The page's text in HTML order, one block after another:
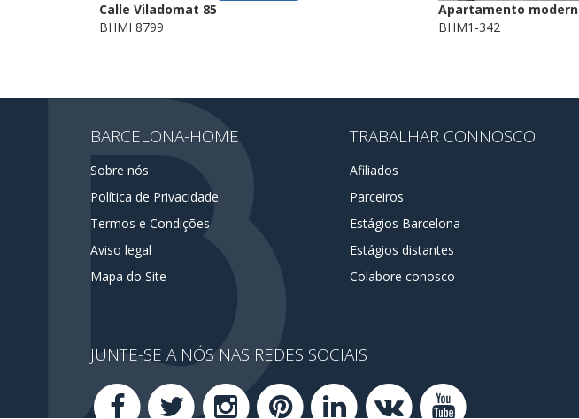
Calle Viladomat 85
BHMI 8799
Apartamento
BHM1-342
BARCELONA-HOME
Sobre nós
Política de Privacidade
Termos e Condições
Aviso legal
Mapa do Site
TRABALHAR CONNOSCO
Afiliados
Parceiros
Estágios Barcelona
Estágios distantes
Colabore conosco
JUNTE-SE A NÓS NAS REDES SOCIAIS